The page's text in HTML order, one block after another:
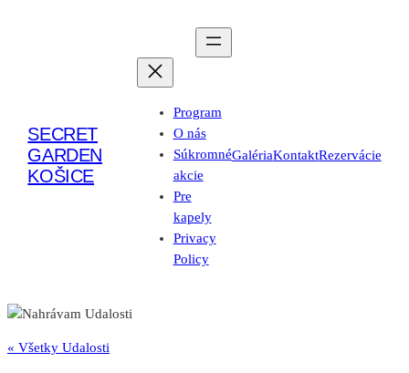
SECRET
GARDEN
KOŠICE
Program
O nás
Súkromné
akcie
Pre
kapely
Privacy
Policy
GalériaKontaktRezervácie
« Všetky Udalosti